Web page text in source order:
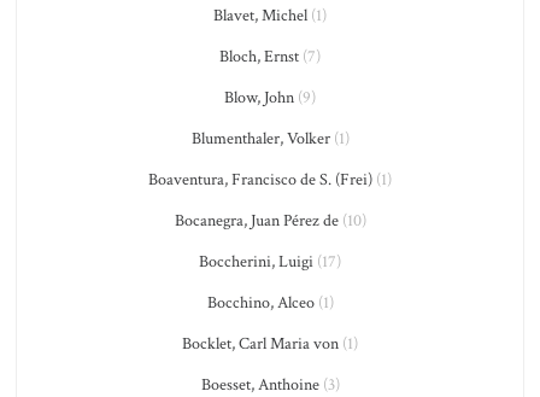
Blavet, Michel (1)
Bloch, Ernst (7)
Blow, John (9)
Blumenthaler, Volker(1)
Boaventura, Francisco de S. (Frei) (1)
Bocanegra, Juan Pérez de(10)
Boccherini, Luigi (17)
Bocchino, Alceo(1)
Bocklet, Carl Maria von (1)
Boesset, Anthoine(3)